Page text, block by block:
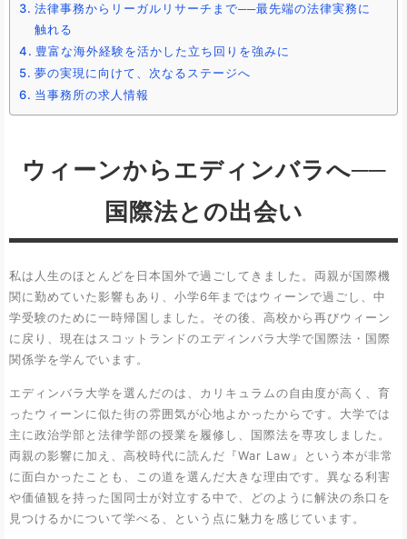
法律事務からリーガルリサーチまで──最先端の法律実務に
触れる
豊富な海外経験を活かした立ち回りを強みに
夢の実現に向けて、次なるステージへ
当事務所の求人情報
ウィーンからエディンバラへ──
国際法との出会い
私は人生のほとんどを日本国外で過ごしてきました。両親が国際機
関に勤めていた影響もあり、小学6年まではウィーンで過ごし、中
学受験のために一時帰国しました。その後、高校から再びウィーン
に戻り、現在はスコットランドのエディンバラ大学で国際法・国際
関係学を学んでいます。
エディンバラ大学を選んだのは、カリキュラムの自由度が高く、育
ったウィーンに似た街の雰囲気が心地よかったからです。大学では
主に政治学部と法律学部の授業を履修し、国際法を専攻しました。
両親の影響に加え、高校時代に読んだ『War Law』という本が非常
に面白かったことも、この道を選んだ大きな理由です。異なる利害
や価値観を持った国同士が対立する中で、どのように解決の糸口を
見つけるかについて学べる、という点に魅力を感じています。